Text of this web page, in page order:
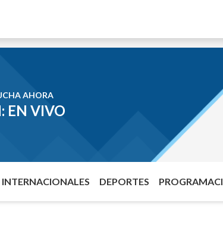
AHORA
EN VIVO
INTERNACIONALES DEPORTES